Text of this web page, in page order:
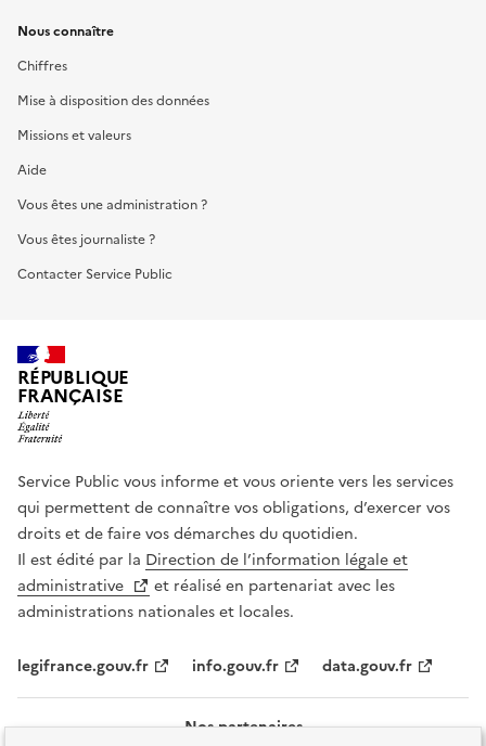
Nous connaître
Chiffres
Mise à disposition des données
Missions et valeurs
Aide
Vous êtes une administration ?
Vous êtes journaliste ?
Contacter Service Public
RÉPUBLIQUE
FRANÇAISE
Service Public vous informe et vous oriente vers les services
qui permettent de connaître vos obligations, d’exercer vos
droits et de faire vos démarches du quotidien.
Il est édité par la Direction de l’information légale et
administrative
et réalisé en partenariat avec les
administrations nationales et locales.
legifrance.gouv.fr info.gouv.fr data.gouv.fr
Nos partenaires